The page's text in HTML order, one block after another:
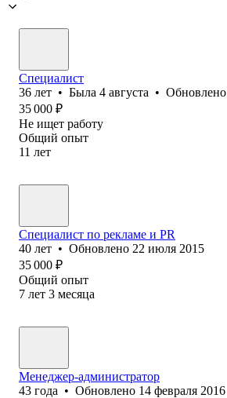
Специалист
36 лет • Была 4 августа • Обновлено
35 000 ₽
Не ищет работу
Общий опыт
11 лет
Специалист по рекламе и PR
40 лет • Обновлено 22 июля 2015
35 000 ₽
Общий опыт
7 лет 3 месяца
Менеджер-администратор
43 года • Обновлено 14 февраля 2016